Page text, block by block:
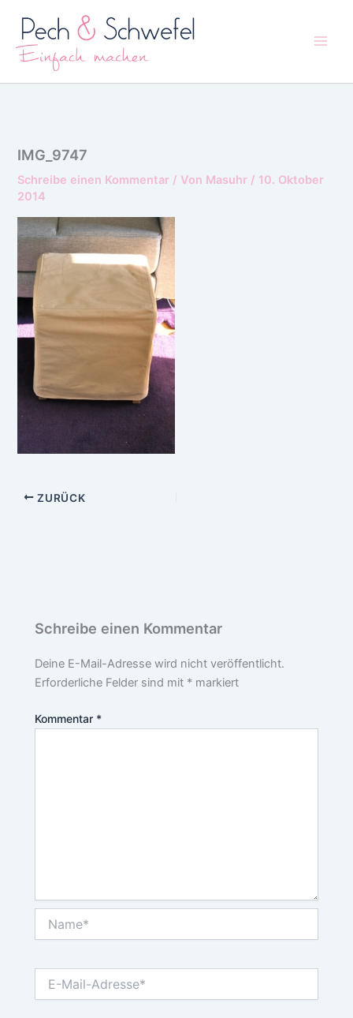
Inhalt
springen
IMG_9747
Schreibe einen Kommentar / Von Masuhr / 10. Oktober
2014
ZURÜCK
Schreibe einen Kommentar
Deine E-Mail-Adresse wird nicht veröffentlicht.
Erforderliche Felder sind mit * markiert
Kommentar *
Mail-